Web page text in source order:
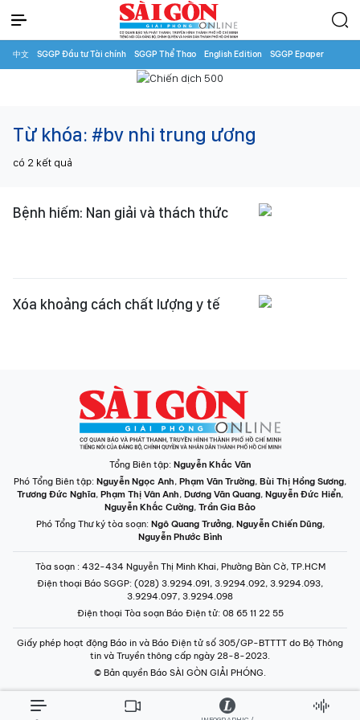
中文 SGGP Đầu tư Tài chính SGGP Thể Thao English Edition SGGP Epaper
Từ khóa: #bv nhi trung ương
có 2 kết quả
Bệnh hiếm: Nan giải và thách thức
Xóa khoảng cách chất lượng y tế
Tổng Biên tập: Nguyễn Khắc Văn
Phó Tổng Biên tập: Nguyễn Ngọc Anh, Phạm Văn Trường, Bùi Thị Hồng Sương,
Trương Đức Nghĩa, Phạm Thị Vân Anh, Dương Văn Quang, Nguyễn Đức Hiển,
Nguyễn Khắc Cường, Trần Gia Bảo
Phó Tổng Thư ký tòa soạn: Ngô Quang Trưởng, Nguyễn Chiến Dũng,
Nguyễn Phước Bình
Tòa soạn : 432-434 Nguyễn Thị Minh Khai, Phường Bàn Cờ, TP.HCM
Điện thoại Báo SGGP: (028) 3.9294.091, 3.9294.092, 3.9294.093,
3.9294.097, 3.9294.098
Điện thoại Tòa soạn Báo Điện tử: 08 65 11 22 55
Giấy phép hoạt động Báo in và Báo Điện tử số 305/GP-BTTTT do Bộ Thông
tin và Truyền thông cấp ngày 28-8-2023.
© Bản quyền Báo SÀI GÒN GIẢI PHÓNG.